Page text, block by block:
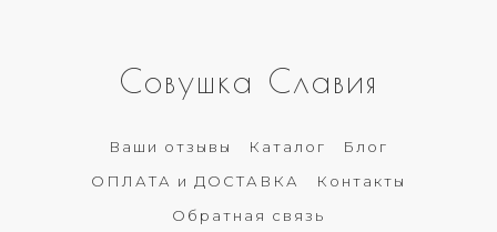
Совушка Славия
Ваши отзывы Каталог
Блог
ОПЛАТА и ДОСТАВКА
Контакты
Обратная связь